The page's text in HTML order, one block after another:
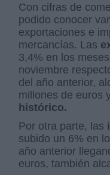
Con cifras de
podido conocer
exportaciones e
mercancías. Las
3,4% en los
noviembre
del año anterior,
millones de euros
histórico.
Por otra parte, las
subido un 6% en
año anterior
euros, también